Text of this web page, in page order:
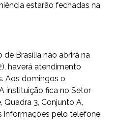
estarão fechadas na
Brasília não abrirá na
haverá atendimento
Aos domingos o
instituição fica no Setor
3, Conjunto A,
informações pelo telefone